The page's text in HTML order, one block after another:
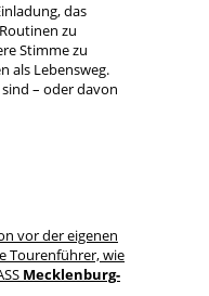
das
zu
Stimme zu
als Lebensweg.
– oder davon
vor der eigenen
Tourenführer, wie
Mecklenburg-